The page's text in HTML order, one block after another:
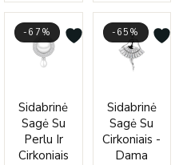
-67%
Sidabrinė
Sagė Su
Perlu Ir
Cirkoniais
price
was:
€224.00.
price
is:
€75.00.
-65%
Sidabrinė
Sagė Su
Cirkoniais -
Dama
price
was:
price
is: